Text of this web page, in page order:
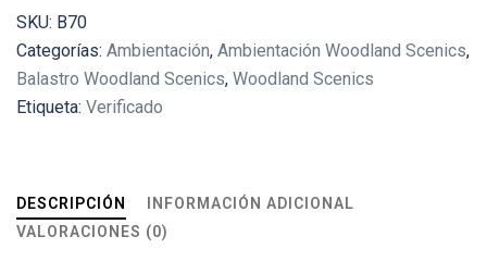
-
Fino
(fine)
cantidad
SKU: B70
Categorías: Ambientación, Ambientación Woodland Scenics,
Balastro Woodland Scenics, Woodland Scenics
Etiqueta: Verificado
DESCRIPCIÓN
INFORMACIÓN ADICIONAL
VALORACIONES (0)